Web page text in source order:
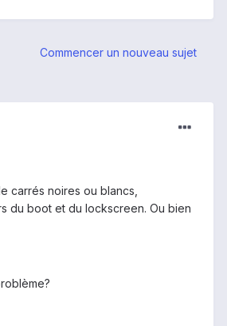
Commencer un nouveau sujet
carrés noires ou blancs,
du boot et du lockscreen. Ou bien